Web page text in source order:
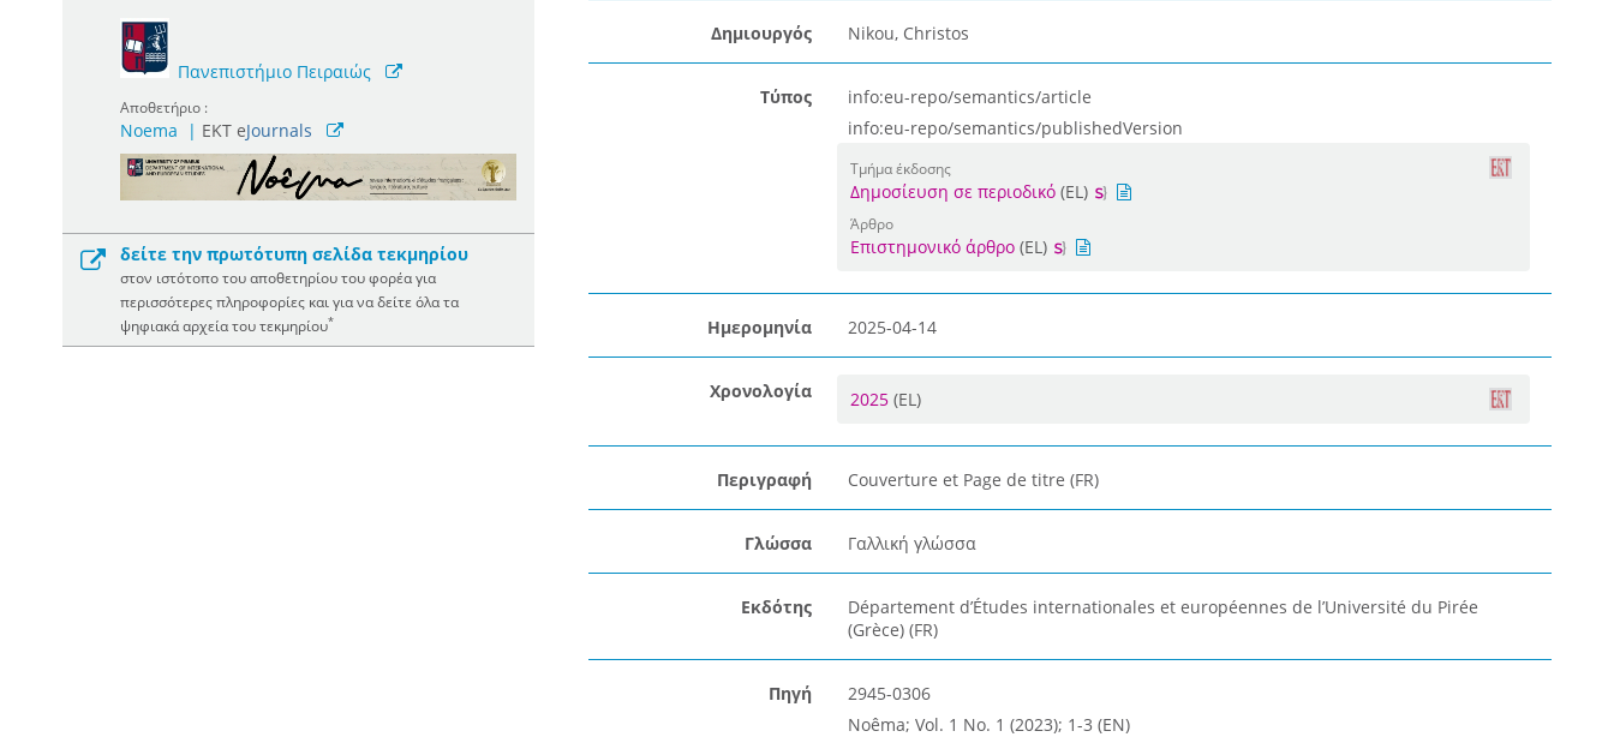
Πανεπιστήμιο Πειραιώς
Αποθετήριο :
Noema | ΕΚΤ eJournals
δείτε την πρωτότυπη σελίδα τεκμηρίου
στον ιστότοπο του αποθετηρίου του φορέα για
περισσότερες πληροφορίες και για να δείτε όλα τα
ψηφιακά αρχεία του τεκμηρίου*
Δημιουργός Nikou, Christos
Τύπος
info:eu-repo/semantics/article
info:eu-repo/semantics/publishedVersion
Τμήμα έκδοσης
Δημοσίευση σε περιοδικό(EL)
Άρθρο
Επιστημονικό άρθρο(EL)
Ημερομηνία 2025-04-14
Χρονολογία 2025 (EL)
Περιγραφή Couverture et Page de titre (FR)
Γλώσσα Γαλλική γλώσσα
Εκδότης
Département d’Études internationales et européennes de l’Université du Pirée
(Grèce) (FR)
Πηγή
2945-0306
Noêma; Vol. 1 No. 1 (2023); 1-3 (EN)